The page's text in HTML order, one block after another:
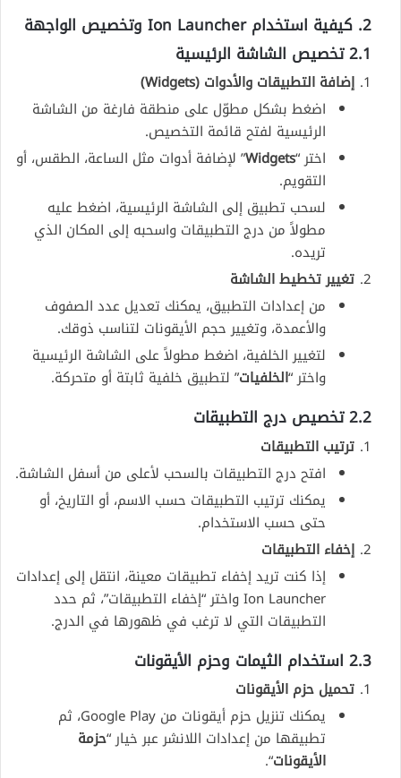
2. كيفية استخدام Ion Launcher وتخصيص الواجهة
2.1 تخصيص الشاشة الرئيسية
إضافة التطبيقات والأدوات (Widgets)
اضغط بشكل مطوّل على منطقة فارغة من الشاشة
الرئيسية لفتح قائمة التخصيص.
اختر “Widgets” لإضافة أدوات مثل الساعة، الطقس، أو
التقويم.
لسحب تطبيق إلى الشاشة الرئيسية، اضغط عليه
مطولاً من درج التطبيقات واسحبه إلى المكان الذي
تريده.
تغيير تخطيط الشاشة
من إعدادات التطبيق، يمكنك تعديل عدد الصفوف
والأعمدة، وتغيير حجم الأيقونات لتناسب ذوقك.
لتغيير الخلفية، اضغط مطولاً على الشاشة الرئيسية
واختر “الخلفيات” لتطبيق خلفية ثابتة أو متحركة.
2.2 تخصيص درج التطبيقات
ترتيب التطبيقات
افتح درج التطبيقات بالسحب لأعلى من أسفل الشاشة.
يمكنك ترتيب التطبيقات حسب الاسم، أو التاريخ، أو
حتى حسب الاستخدام.
إخفاء التطبيقات
إذا كنت تريد إخفاء تطبيقات معينة، انتقل إلى إعدادات
Ion Launcher واختر “إخفاء التطبيقات”، ثم حدد
التطبيقات التي لا ترغب في ظهورها في الدرج.
2.3 استخدام الثيمات وحزم الأيقونات
تحميل حزم الأيقونات
يمكنك تنزيل حزم أيقونات من Google Play، ثم
تطبيقها من إعدادات اللانشر عبر خيار “حزمة
الأيقونات“.